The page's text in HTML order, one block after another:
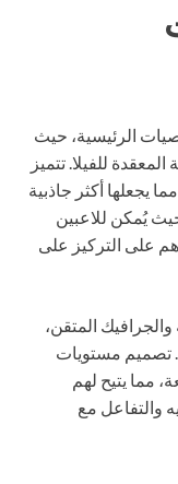
حيث
للفيلا. تتميز
أكثر جاذبية
للاعبين
التركيز على
المتقن،
مستويات
يتيح لهم
مع